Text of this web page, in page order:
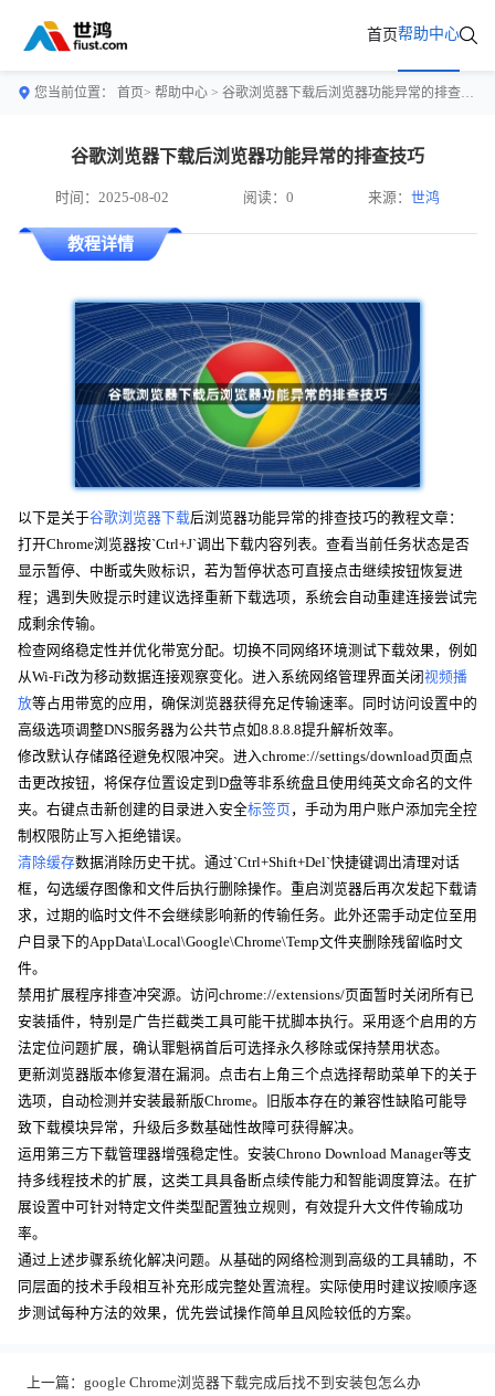
首页帮助中心
您当前位置： 首页> 帮助中心 > 谷歌浏览器下载后浏览器功能异常的排查技巧
谷歌浏览器下载后浏览器功能异常的排查技巧
时间：2025-08-02 阅读：0 来源：世鸿
教程详情
以下是关于谷歌浏览器下载后浏览器功能异常的排查技巧的教程文章：
打开Chrome浏览器按`Ctrl+J`调出下载内容列表。查看当前任务状态是否
显示暂停、中断或失败标识，若为暂停状态可直接点击继续按钮恢复进
程；遇到失败提示时建议选择重新下载选项，系统会自动重建连接尝试完
成剩余传输。
检查网络稳定性并优化带宽分配。切换不同网络环境测试下载效果，例如
从Wi-Fi改为移动数据连接观察变化。进入系统网络管理界面关闭 视频播
放等占用带宽的应用，确保浏览器获得充足传输速率。同时访问设置中的
高级选项调整DNS服务器为公共节点如8.8.8.8提升解析效率。
修改默认存储路径避免权限冲突。进入chrome://settings/download页面点
击更改按钮，将保存位置设定到D盘等非系统盘且使用纯英文命名的文件
夹。右键点击新创建的目录进入安全标签页 ，手动为用户账户添加完全控
制权限防止写入拒绝错误。
清除缓存数据消除历史干扰。通过`Ctrl+Shift+Del`快捷键调出清理对话
框，勾选缓存图像和文件后执行删除操作。重启浏览器后再次发起下载请
求，过期的临时文件不会继续影响新的传输任务。此外还需手动定位至用
户目录下的AppData\Local\Google\Chrome\Temp文件夹删除残留临时文
件。
禁用扩展程序排查冲突源。访问chrome://extensions/页面暂时关闭所有已
安装插件，特别是广告拦截类工具可能干扰脚本执行。采用逐个启用的方
法定位问题扩展，确认罪魁祸首后可选择永久移除或保持禁用状态。
更新浏览器版本修复潜在漏洞。点击右上角三个点选择帮助菜单下的关于
选项，自动检测并安装最新版Chrome。旧版本存在的兼容性缺陷可能导
致下载模块异常，升级后多数基础性故障可获得解决。
运用第三方下载管理器增强稳定性。安装Chrono Download Manager等支
持多线程技术的扩展，这类工具具备断点续传能力和智能调度算法。在扩
展设置中可针对特定文件类型配置独立规则，有效提升大文件传输成功
率。
通过上述步骤系统化解决问题。从基础的网络检测到高级的工具辅助，不
同层面的技术手段相互补充形成完整处置流程。实际使用时建议按顺序逐
步测试每种方法的效果，优先尝试操作简单且风险较低的方案。
上一篇： google Chrome浏览器下载完成后找不到安装包怎么办